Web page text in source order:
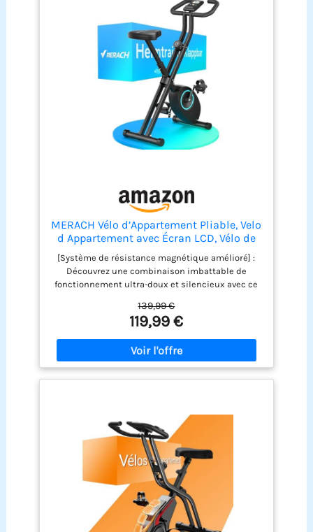
manuel situé juste
en dessous de la
console
MERACH Vélo d’Appartement Pliable, Velo
d Appartement avec Écran LCD, Vélo de
Fitness Magnétique à Domicile avec
Coussin Confortable, Gain de Place, Pour
l’Entraînement Cardio, Capacité Max
136KG
[Système de résistance magnétique amélioré] :
Découvrez une combinaison imbattable de
fonctionnement ultra-doux et silencieux avec ce
résistance magnétique. Ajustez facilement
l’intensité de votre entraînement pour vous
concentrer pleinement sur votre parcours fitness
sans interruptions. [Design ergonomique et
réglable] : Ce Velo d Appartement pliable dispose
d’un siège réglable en 4 niveaux, adapté aux
sur les genoux. Deux positions d’entraînement
offrent des intensités différentes. Grâce à son
design pliable, il est peu encombrant et idéal
pour les petits espaces. [Écran LCD interactif] :
Suivez vos progrès grâce à l’écran LCD du Vélos de
Fitness Magnétique Pliable MERACH. L’affichage
électronique montre des indicateurs importants
tels que le temps, la distance, la vitesse et les
calories. Avec le support intégré pour téléphone,
139,99 €
119,99 €